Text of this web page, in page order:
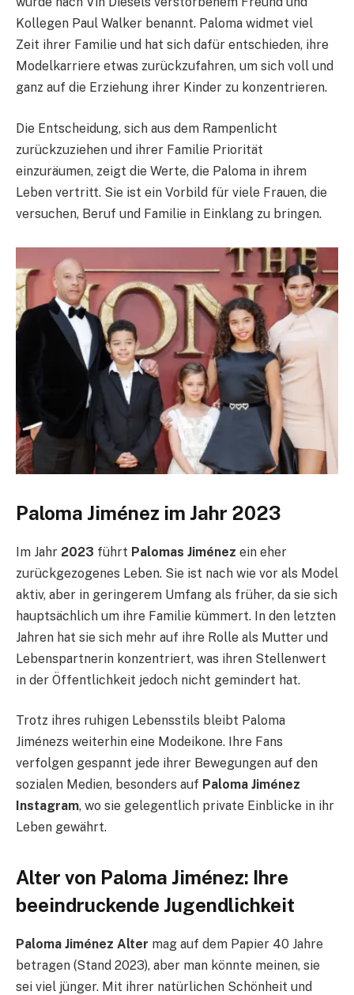
Kollegen Paul Walker benannt. Paloma widmet viel
Zeit ihrer Familie und hat sich dafür entschieden, ihre
Modelkarriere etwas zurückzufahren, um sich voll und
ganz auf die Erziehung ihrer Kinder zu konzentrieren.
Die Entscheidung, sich aus dem Rampenlicht
zurückzuziehen und ihrer Familie Priorität
einzuräumen, zeigt die Werte, die Paloma in ihrem
Leben vertritt. Sie ist ein Vorbild für viele Frauen, die
versuchen, Beruf und Familie in Einklang zu bringen.
Paloma Jiménez im Jahr 2023
Im Jahr 2023 führt Palomas Jiménez ein eher
zurückgezogenes Leben. Sie ist nach wie vor als Model
aktiv, aber in geringerem Umfang als früher, da sie sich
hauptsächlich um ihre Familie kümmert. In den letzten
Jahren hat sie sich mehr auf ihre Rolle als Mutter und
Lebenspartnerin konzentriert, was ihren Stellenwert
in der Öffentlichkeit jedoch nicht gemindert hat.
Trotz ihres ruhigen Lebensstils bleibt Paloma
Jiménezs weiterhin eine Modeikone. Ihre Fans
verfolgen gespannt jede ihrer Bewegungen auf den
sozialen Medien, besonders auf Paloma Jiménez
Instagram, wo sie gelegentlich private Einblicke in ihr
Leben gewährt.
Alter von Paloma Jiménez: Ihre
beeindruckende Jugendlichkeit
Paloma Jiménez Alter mag auf dem Papier 40 Jahre
betragen (Stand 2023), aber man könnte meinen, sie
sei viel jünger. Mit ihrer natürlichen Schönheit und